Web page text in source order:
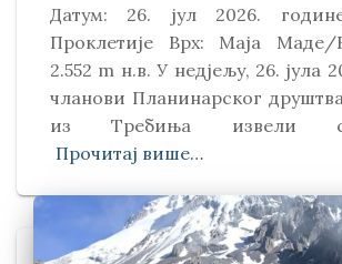
Датум: 26. јул 2026.
Проклетије Врх: Маја Маде/
2.552 m н.в. У недјељу, 26. јула
чланови Планинарског друштва
из Требиња извели
Прочитај више…